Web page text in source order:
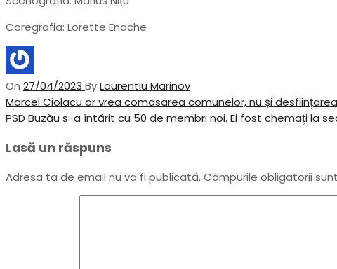
Coregrafia: Lorette Enache
On 27/04/2023 ByLaurentiu Marinov
Navigare
în
articole
Previous
Post
Marcel Ciolacu ar vrea comasarea comunelor, nu și
Next
PSD Buzău s-a întărit cu 50 de membri noi. Ei fost chemați la
Lasă un răspuns
Adresa ta de email nu va fi publicată. Câmpurile obligatorii